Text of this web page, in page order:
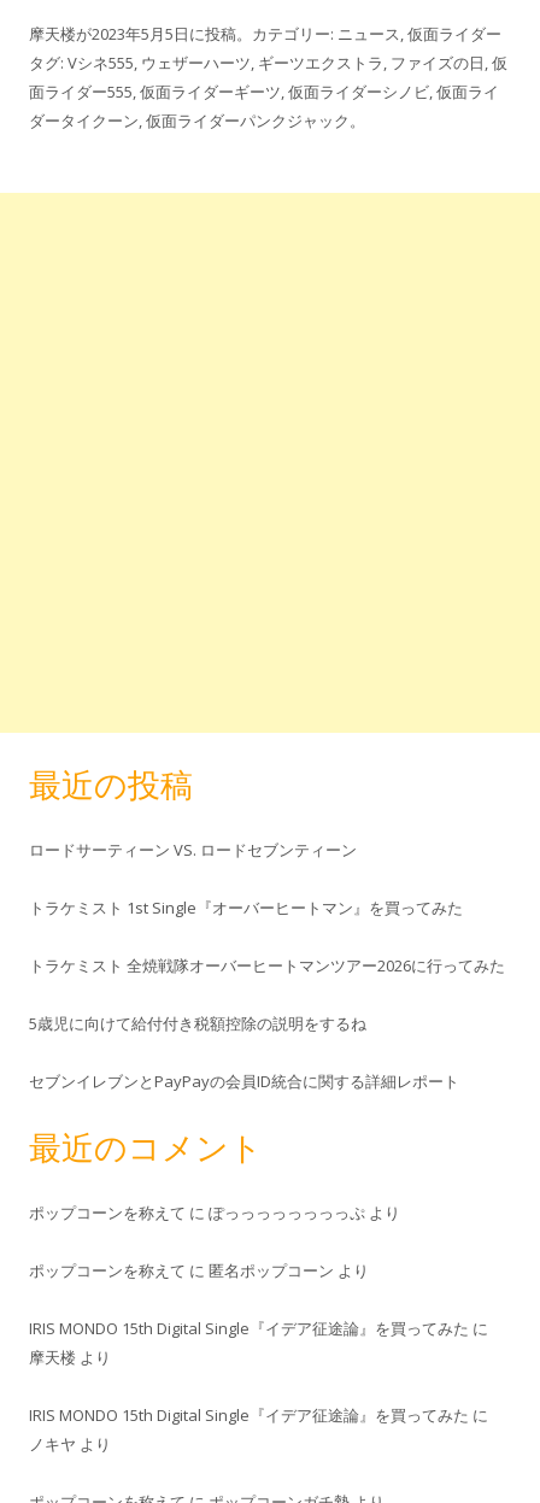
摩天楼が2023年5月5日に投稿。カテゴリー: ニュース,仮面ライダー
タグ: Vシネ555, ウェザーハーツ, ギーツエクストラ, ファイズの日,仮
面ライダー555,仮面ライダーギーツ,仮面ライダーシノビ,仮面ライ
ダータイクーン,仮面ライダーパンクジャック。
最近の投稿
ロードサーティーン VS. ロードセブンティーン
トラケミスト 1st Single『オーバーヒートマン』を買ってみた
トラケミスト 全焼戦隊オーバーヒートマンツアー2026に行ってみた
5歳児に向けて給付付き税額控除の説明をするね
セブンイレブンとPayPayの会員ID統合に関する詳細レポート
最近のコメント
ポップコーンを称えて に ぽっっっっっっっっぷ より
ポップコーンを称えて に 匿名ポップコーン より
IRIS MONDO 15th Digital Single『イデア征途論』を買ってみた に
摩天楼 より
IRIS MONDO 15th Digital Single『イデア征途論』を買ってみた に
ノキヤ より